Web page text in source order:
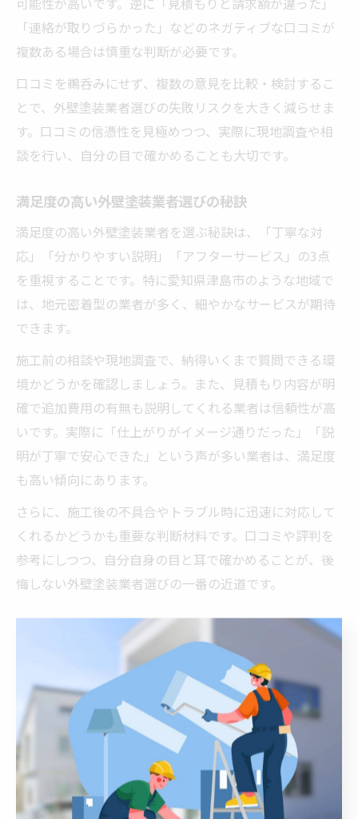
「連絡が取りづらかった」などのネガティブな口コミが
複数ある場合は慎重な判断が必要です。
口コミを鵜呑みにせず、複数の意見を比較・検討するこ
とで、外壁塗装業者選びの失敗リスクを大きく減らせま
す。口コミの信憑性を見極めつつ、実際に現地調査や相
談を行い、自分の目で確かめることも大切です。
満足度の高い外壁塗装業者選びの秘訣
満足度の高い外壁塗装業者を選ぶ秘訣は、「丁寧な対
応」「分かりやすい説明」「アフターサービス」の3点
を重視することです。特に愛知県津島市のような地域で
は、地元密着型の業者が多く、細やかなサービスが期待
できます。
施工前の相談や現地調査で、納得いくまで質問できる環
境かどうかを確認しましょう。また、見積もり内容が明
確で追加費用の有無も説明してくれる業者は信頼性が高
いです。実際に「仕上がりがイメージ通りだった」「説
明が丁寧で安心できた」という声が多い業者は、満足度
も高い傾向にあります。
さらに、施工後の不具合やトラブル時に迅速に対応して
くれるかどうかも重要な判断材料です。口コミや評判を
参考にしつつ、自分自身の目と耳で確かめることが、後
悔しない外壁塗装業者選びの一番の近道です。
安心のために知る外壁塗装費用比
較法
外壁塗装費用の比較で失敗を防ぐ方法
外壁塗装の費用を比較する際、単純に見積もり金額だけ
で決めてしまうと、後から追加費用や品質面で後悔する
ケースが少なくありません。特に愛知県津島市では、地